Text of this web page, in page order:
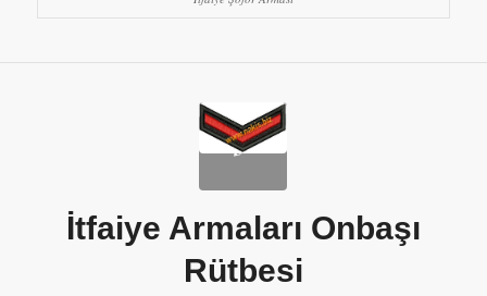
İtfaiye Armaları Onbaşı
Rütbesi